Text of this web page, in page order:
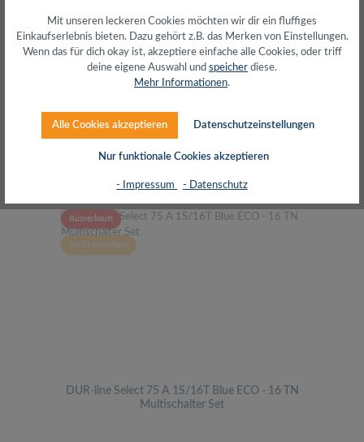
Regulärer Preis:
134,57 €
inkl. MwSt. zzgl. Versand (gratis ab 50€)
Ausverkauft
Nicht vorrätiges
DUR-line Select 75 A 1S/16T Blue ECO - 16 TN
Multischalter Set
Mit unseren leckeren Cookies möchten wir dir ein fluffiges
Einkaufserlebnis bieten. Dazu gehört z.B. das Merken von Einstellungen.
Wenn das für dich okay ist, akzeptiere einfache alle Cookies, oder triff
deine eigene Auswahl und speicher diese.
Mehr Informationen.
Alle Cookies akzeptieren Datenschutzeinstellungen
Nur funktionale Cookies akzeptieren
- Impressum - Datenschutz